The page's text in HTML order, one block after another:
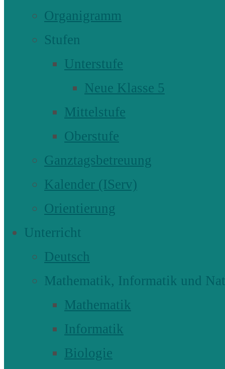
Organigramm
Stufen
Unterstufe
Neue Klasse 5
Mittelstufe
Oberstufe
Ganztagsbetreuung
Kalender (IServ)
Orientierung
Unterricht
Deutsch
Mathematik, Informatik und
Mathematik
Informatik
Biologie